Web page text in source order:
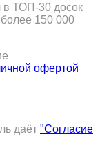
в ТОП-30 досок
150 000
офертой
даёт "Согласие